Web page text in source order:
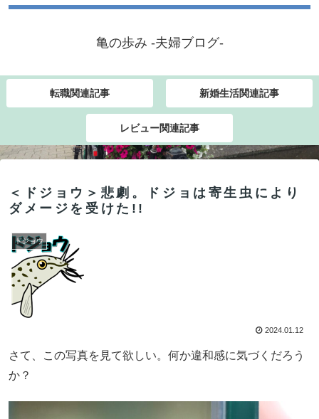
亀の歩み -夫婦ブログ-
転職関連記事 新婚生活関連記事
レビュー関連記事
＜ドジョウ＞悲劇。ドジョは寄生虫により
ダメージを受けた!!
ドジョウ
2024.01.12
さて、この写真を見て欲しい。何か違和感に気づくだろう
か？